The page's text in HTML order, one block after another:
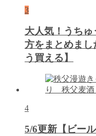
3
大人気！うち
方をまとめまし
う買える】
4
5/6更新【ビー